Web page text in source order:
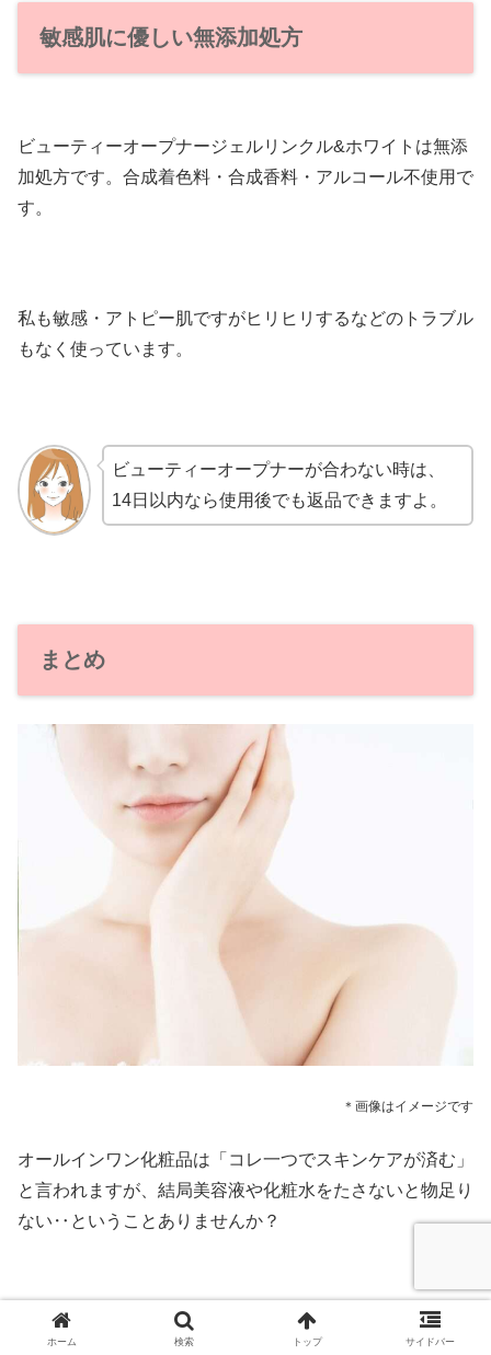
敏感肌に優しい無添加処方
ビューティーオープナージェルリンクル&ホワイトは無添
加処方です。合成着色料・合成香料・アルコール不使用で
す。
私も敏感・アトピー肌ですがヒリヒリするなどのトラブル
もなく使っています。
ビューティーオープナーが合わない時は、
14日以内なら使用後でも返品できますよ。
まとめ
＊画像はイメージです
オールインワン化粧品は「コレ一つでスキンケアが済む」
と言われますが、結局美容液や化粧水をたさないと物足り
ない‥ということありませんか？
新発売の卵殻膜化粧品ビューティーオープナージェルリン
ホーム 検索 トップ サイドバー